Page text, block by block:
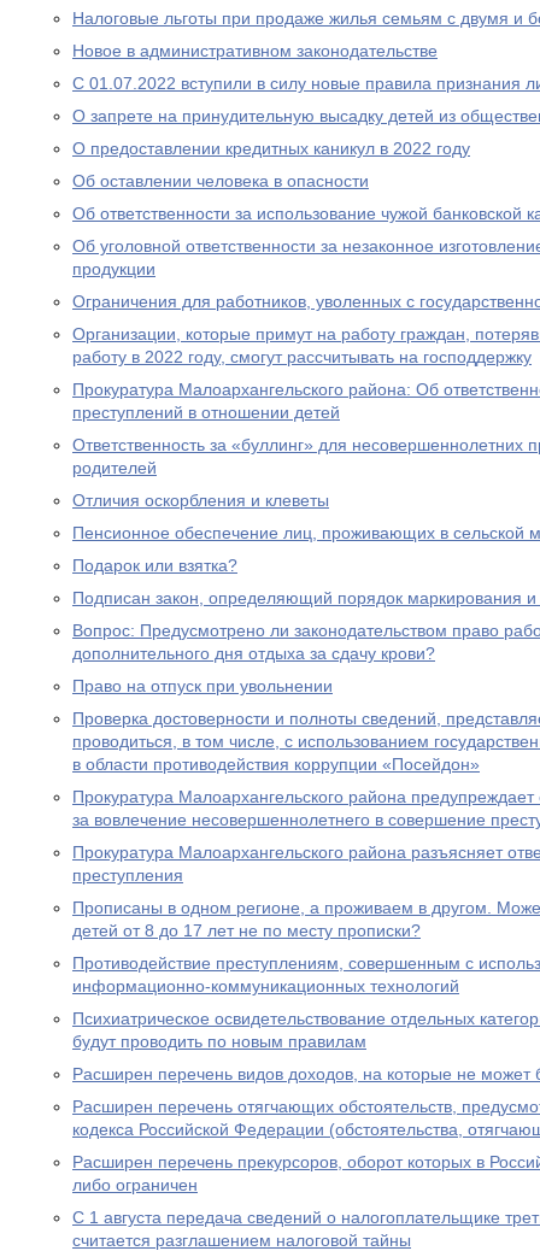
Налоговые льготы при продаже жилья семьям с двумя и
Новое в административном законодательстве
С 01.07.2022 вступили в силу новые правила признания
О запрете на принудительную высадку детей из
О предоставлении кредитных каникул в 2022 году
Об оставлении человека в опасности
Об ответственности за использование чужой банковской
Об уголовной ответственности за незаконное
продукции
Ограничения для работников, уволенных с
Организации, которые примут на работу граждан,
работу в 2022 году, смогут рассчитывать на господдержку
Прокуратура Малоархангельского района: Об
преступлений в отношении детей
Ответственность за «буллинг» для несовершеннолетних
родителей
Отличия оскорбления и клеветы
Пенсионное обеспечение лиц, проживающих в сельской
Подарок или взятка?
Подписан закон, определяющий порядок маркирования и
Вопрос: Предусмотрено ли законодательством право
дополнительного дня отдыха за сдачу крови?
Право на отпуск при увольнении
Проверка достоверности и полноты сведений,
проводиться, в том числе, с использованием
в области противодействия коррупции «Посейдон»
Прокуратура Малоархангельского района предупреждает
за вовлечение несовершеннолетнего в совершение
Прокуратура Малоархангельского района разъясняет
преступления
Прописаны в одном регионе, а проживаем в другом.
детей от 8 до 17 лет не по месту прописки?
Противодействие преступлениям, совершенным с
информационно-коммуникационных технологий
Психиатрическое освидетельствование отдельных
будут проводить по новым правилам
Расширен перечень видов доходов, на которые не может
Расширен перечень отягчающих обстоятельств,
кодекса Российской Федерации (обстоятельства,
Расширен перечень прекурсоров, оборот которых в
либо ограничен
С 1 августа передача сведений о налогоплательщике
считается разглашением налоговой тайны